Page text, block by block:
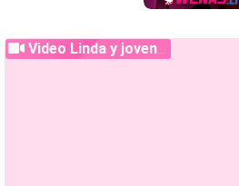
Video Linda y joven chilena Curvy natural